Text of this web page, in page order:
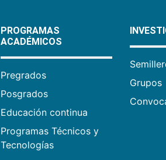
PROGRAMAS
ACADÉMICOS
Pregrados
Posgrados
Educación continua
Programas Técnicos y
Tecnologías
Grupos